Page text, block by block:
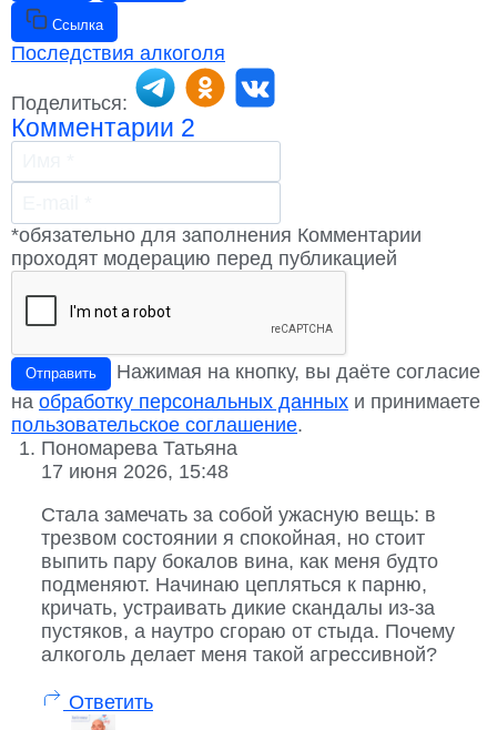
Ссылка
Последствия алкоголя
Поделиться:
Комментарии 2
*обязательно для заполнения Комментарии
проходят модерацию перед публикацией
Отправить
Нажимая на кнопку, вы даёте согласие
на обработку персональных данных и принимаете
пользовательское соглашение.
Пономарева Татьяна
17 июня 2026, 15:48
Стала замечать за собой ужасную вещь: в
трезвом состоянии я спокойная, но стоит
выпить пару бокалов вина, как меня будто
подменяют. Начинаю цепляться к парню,
кричать, устраивать дикие скандалы из-за
пустяков, а наутро сгораю от стыда. Почему
алкоголь делает меня такой агрессивной?
Ответить